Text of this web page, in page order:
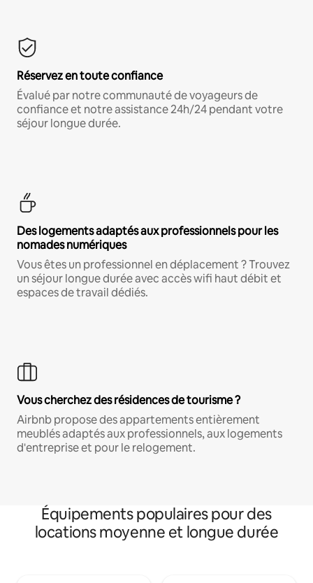
Réservez en toute confiance
Évalué par notre communauté de voyageurs de
confiance et notre assistance 24h/24 pendant votre
séjour longue durée.
Des logements adaptés aux professionnels pour les
nomades numériques
Vous êtes un professionnel en déplacement ? Trouvez
un séjour longue durée avec accès wifi haut débit et
espaces de travail dédiés.
Vous cherchez des résidences de tourisme ?
Airbnb propose des appartements entièrement
meublés adaptés aux professionnels, aux logements
d'entreprise et pour le relogement.
Équipements populaires pour des
locations moyenne et longue durée